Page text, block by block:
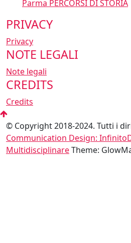
Parma PERCORSI DI STORIA
PRIVACY
Privacy
NOTE LEGALI
Note legali
CREDITS
Credits
© Copyright 2018-2024. Tutti i
Communication Design:
MultidisciplinareTheme: